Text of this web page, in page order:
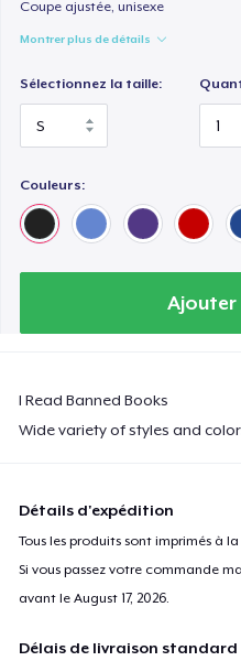
Coupe ajustée, unisexe
Montrer plus de détails
Sélectionnez la taille:
Couleurs:
Ajouter
I Read Banned Books
Wide variety of styles and
Détails d'expédition
Tous les produits sont imprimés à
Si vous passez votre commande
avant leAugust 17, 2026.
Délais de livraison standard
Women's Classic
26,99 $US
Premium V-Neck
33,99 $US
Classic Long
Premium V-Neck
45,31 $US